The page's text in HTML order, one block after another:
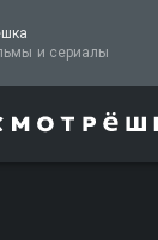
ТВ, фильмы и сериалы